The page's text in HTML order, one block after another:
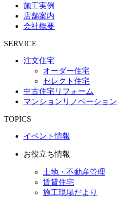
施工実例
店舗案内
会社概要
SERVICE
注文住宅
オーダー住宅
セレクト住宅
中古住宅リフォーム
マンションリノベーション
TOPICS
イベント情報
お役立ち情報
土地・不動産管理
賃貸住宅
施工現場だより